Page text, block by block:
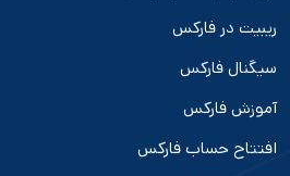
ریبیت در فارکس
سیگنال فارکس
آموزش فارکس
افتتاح حساب فارکس